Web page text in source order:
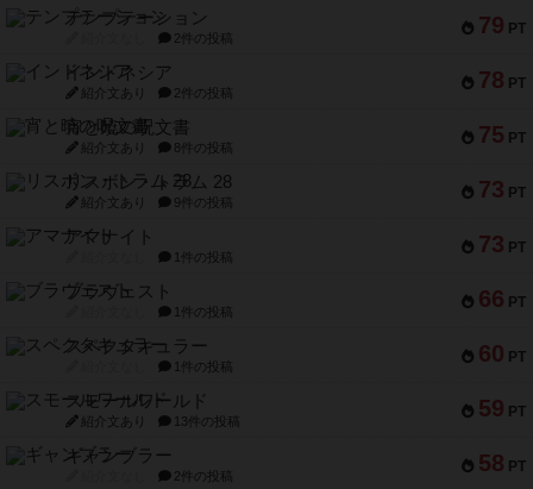
79 PT
テンプテーション
2件の投稿
78 PT
インドネシア
紹介文あり 2件の投稿
75 PT
宵と暁の呪文書
紹介文あり 8件の投稿
73 PT
リスボン・トラム 28
紹介文あり 9件の投稿
73 PT
アマナイト
1件の投稿
66 PT
ブラヴェスト
1件の投稿
60 PT
スペクタキュラー
1件の投稿
59 PT
スモールワールド
紹介文あり 13件の投稿
58 PT
ギャンブラー
2件の投稿